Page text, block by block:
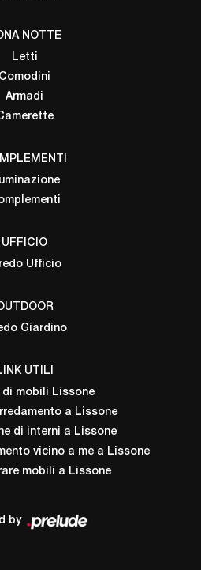
NOTTE
Letti
Comodini
Armadi
UFFICIO
Ufficio
Giardino
UTILI
di mobili Lissone
a Lissone
di interni a Lissone
vicino a me a Lissone
mobili a Lissone
by